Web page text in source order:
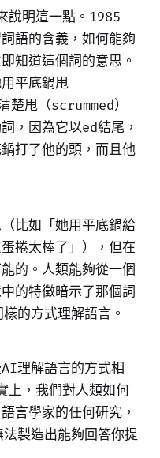
說明這一點。1985
語的含義，如何能夠
知道這個詞的意思。
平底鍋甩
楚甩（scrummed）
，因為它以ed結尾，
打了他的頭，而且他
比如「她用平底鍋給
捲太棒了」），但在
的。人類能夠從一個
的特徵暗示了那個詞
的方式理解語言。
AI理解語言的方式相
上，我們對人類如何
言學家的任何研究，
製造出能夠回答你提